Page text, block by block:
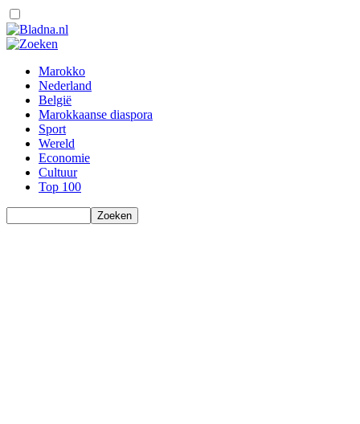
Marokko
Nederland
België
Marokkaanse diaspora
Sport
Wereld
Economie
Cultuur
Top 100